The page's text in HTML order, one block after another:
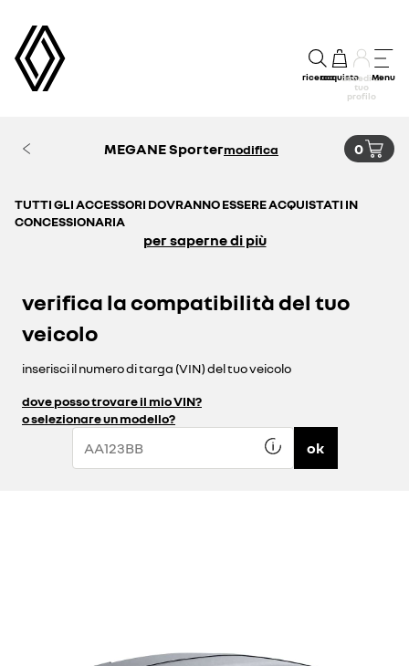
ricercaacquistoaccedi al
tuo
profilo
Menu
MEGANE Sportermodifica 0
TUTTI GLI ACCESSORI DOVRANNO ESSERE ACQUISTATI IN
CONCESSIONARIA
per saperne di più
verifica la compatibilità del tuo
veicolo
inserisci il numero di targa (VIN) del tuo veicolo
dove posso trovare il mio VIN?
o selezionare un modello?
ok